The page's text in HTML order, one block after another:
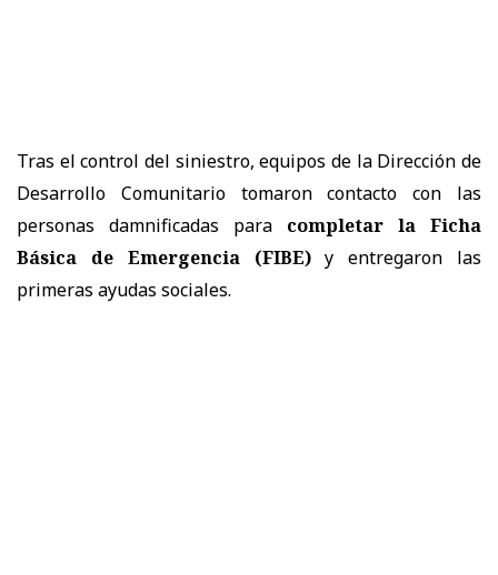
Tras el control del siniestro, equipos de la Dirección de
Desarrollo Comunitario tomaron contacto con las
personas damnificadas para completar la Ficha
Básica de Emergencia (FIBE)y entregaron las
primeras ayudas sociales.